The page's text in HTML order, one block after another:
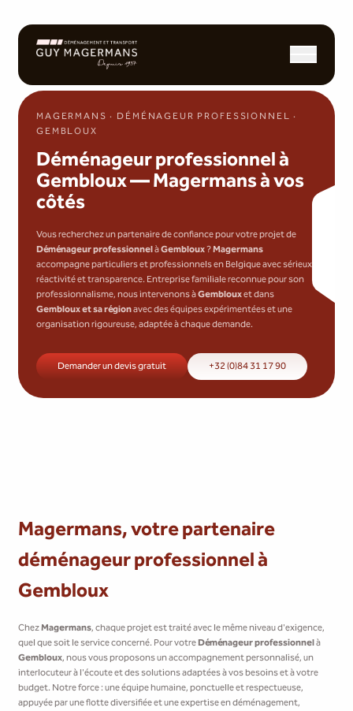
MAGERMANS · DÉMÉNAGEUR PROFESSIONNEL ·
GEMBLOUX
Déménageur professionnel à
Gembloux — Magermans à vos
côtés
Vous recherchez un partenaire de confiance pour votre projet de
Déménageur professionnelàGembloux ?Magermans
accompagne particuliers et professionnels en Belgique avec sérieux,
réactivité et transparence. Entreprise familiale reconnue pour son
professionnalisme, nous intervenons àGemblouxet dans
Gembloux et sa régionavec des équipes expérimentées et une
organisation rigoureuse, adaptée à chaque demande.
Demander un devis gratuit +32 (0)84 31 17 90
Magermans, votre partenaire
déménageur professionnel à
Gembloux
ChezMagermans, chaque projet est traité avec le même niveau d'exigence,
quel que soit le service concerné. Pour votreDéménageur professionnelà
Gembloux, nous vous proposons un accompagnement personnalisé, un
interlocuteur à l'écoute et des solutions adaptées à vos besoins et à votre
budget. Notre force : une équipe humaine, ponctuelle et respectueuse,
appuyée par une flotte diversifiée et une expertise en déménagement,